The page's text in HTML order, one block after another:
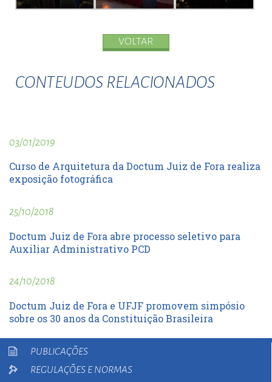
VOLTAR
CONTEUDOS RELACIONADOS
03/01/2019
Curso de Arquitetura da Doctum Juiz de Fora realiza
exposição fotográfica
25/10/2018
Doctum Juiz de Fora abre processo seletivo para
Auxiliar Administrativo PCD
24/10/2018
Doctum Juiz de Fora e UFJF promovem simpósio
sobre os 30 anos da Constituição Brasileira
PUBLICAÇÕES
REGULAÇÕES E NORMAS